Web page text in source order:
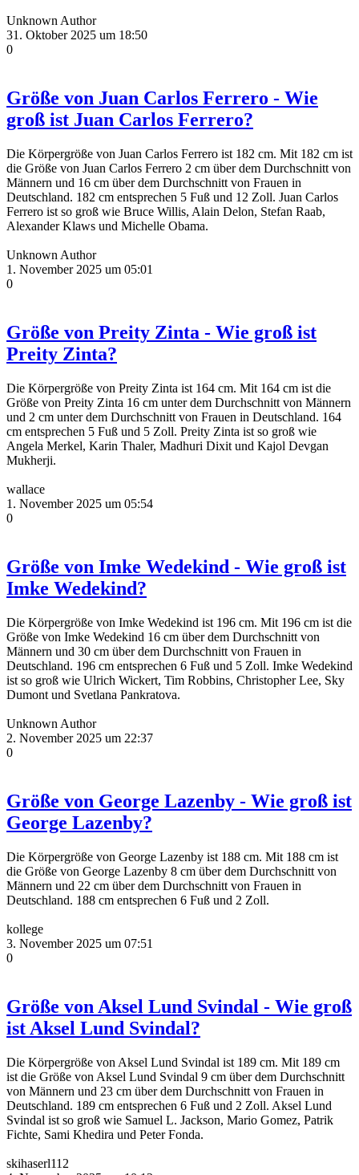
Unknown Author
31. Oktober 2025 um 18:50
0
Größe von Juan Carlos Ferrero - Wie
groß ist Juan Carlos Ferrero?
Die Körpergröße von Juan Carlos Ferrero ist 182 cm. Mit 182 cm ist
die Größe von Juan Carlos Ferrero 2 cm über dem Durchschnitt von
Männern und 16 cm über dem Durchschnitt von Frauen in
Deutschland. 182 cm entsprechen 5 Fuß und 12 Zoll. Juan Carlos
Ferrero ist so groß wie Bruce Willis, Alain Delon, Stefan Raab,
Alexander Klaws und Michelle Obama.
Unknown Author
1. November 2025 um 05:01
0
Größe von Preity Zinta - Wie groß ist
Preity Zinta?
Die Körpergröße von Preity Zinta ist 164 cm. Mit 164 cm ist die
Größe von Preity Zinta 16 cm unter dem Durchschnitt von Männern
und 2 cm unter dem Durchschnitt von Frauen in Deutschland. 164
cm entsprechen 5 Fuß und 5 Zoll. Preity Zinta ist so groß wie
Angela Merkel, Karin Thaler, Madhuri Dixit und Kajol Devgan
Mukherji.
wallace
1. November 2025 um 05:54
0
Größe von Imke Wedekind - Wie groß ist
Imke Wedekind?
Die Körpergröße von Imke Wedekind ist 196 cm. Mit 196 cm ist die
Größe von Imke Wedekind 16 cm über dem Durchschnitt von
Männern und 30 cm über dem Durchschnitt von Frauen in
Deutschland. 196 cm entsprechen 6 Fuß und 5 Zoll. Imke Wedekind
ist so groß wie Ulrich Wickert, Tim Robbins, Christopher Lee, Sky
Dumont und Svetlana Pankratova.
Unknown Author
2. November 2025 um 22:37
0
Größe von George Lazenby - Wie groß ist
George Lazenby?
Die Körpergröße von George Lazenby ist 188 cm. Mit 188 cm ist
die Größe von George Lazenby 8 cm über dem Durchschnitt von
Männern und 22 cm über dem Durchschnitt von Frauen in
Deutschland. 188 cm entsprechen 6 Fuß und 2 Zoll.
kollege
3. November 2025 um 07:51
0
Größe von Aksel Lund Svindal - Wie groß
ist Aksel Lund Svindal?
Die Körpergröße von Aksel Lund Svindal ist 189 cm. Mit 189 cm
ist die Größe von Aksel Lund Svindal 9 cm über dem Durchschnitt
von Männern und 23 cm über dem Durchschnitt von Frauen in
Deutschland. 189 cm entsprechen 6 Fuß und 2 Zoll. Aksel Lund
Svindal ist so groß wie Samuel L. Jackson, Mario Gomez, Patrik
Fichte, Sami Khedira und Peter Fonda.
skihaserl112